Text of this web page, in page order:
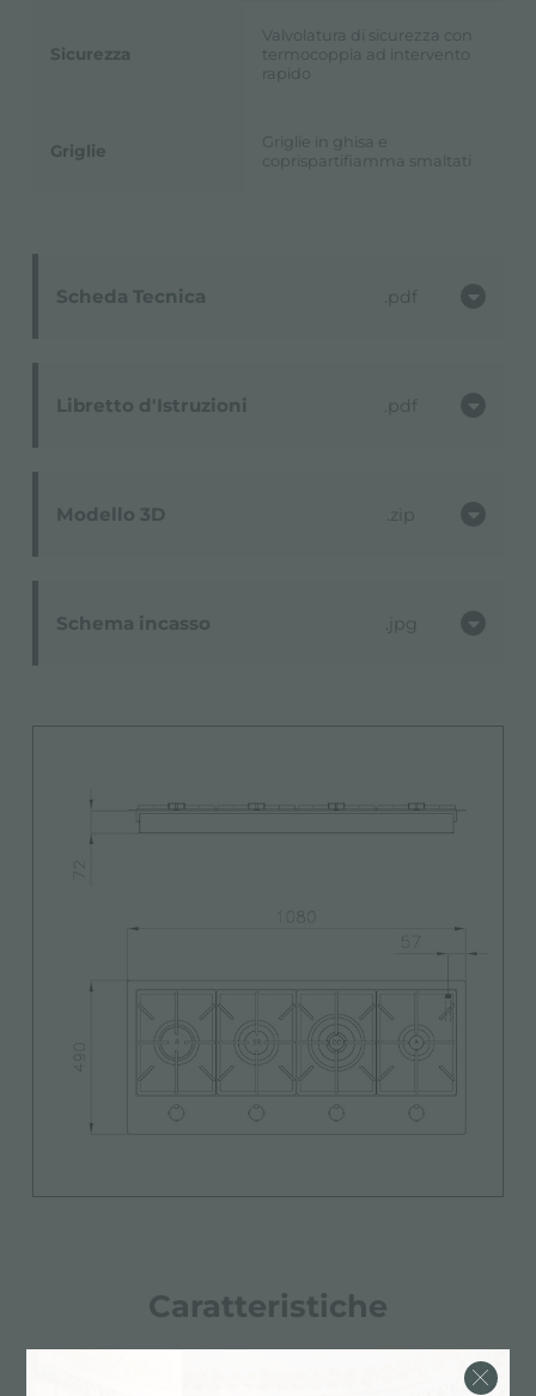
Scheda Tecnica pdf
Libretto d'Istruzioni pdf
Modello 3D zip
Schema incasso jpg
Sicurezza
Valvolatura di sicurezza con
termocoppia ad intervento
rapido
Griglie
Griglie in ghisa e
coprispartifiamma smaltati
Caratteristiche